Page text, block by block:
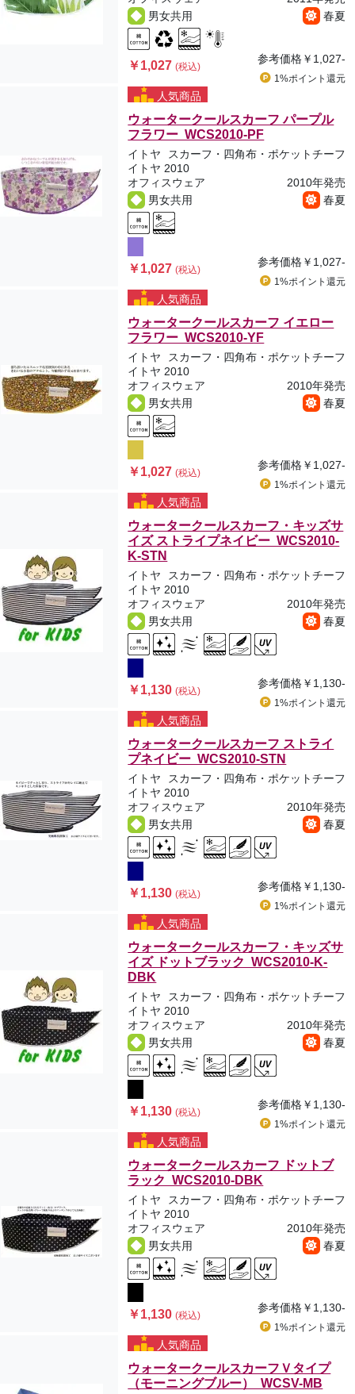
男女共用
春夏
￥1,027(税込)
参考価格￥1,027-
1%ポイント 還元
人気商品
ウォータークールスカーフ パープル
フラワー WCS2010-PF
イトヤ
スカーフ・四角布・ポケットチーフ
イトヤ 2010
オフィスウェア
2010年発売
男女共用
春夏
￥1,027(税込)
参考価格￥1,027-
1%ポイント 還元
人気商品
ウォータークールスカーフ イエロー
フラワー WCS2010-YF
イトヤ
スカーフ・四角布・ポケットチーフ
イトヤ 2010
オフィスウェア
2010年発売
男女共用
春夏
￥1,027(税込)
参考価格￥1,027-
1%ポイント 還元
人気商品
ウォータークールスカーフ・キッズサ
イズ ストライプネイビー WCS2010-
K-STN
イトヤ
スカーフ・四角布・ポケットチーフ
イトヤ 2010
オフィスウェア
2010年発売
男女共用
春夏
￥1,130(税込)
参考価格￥1,130-
1%ポイント 還元
人気商品
ウォータークールスカーフ ストライ
プネイビー WCS2010-STN
イトヤ
スカーフ・四角布・ポケットチーフ
イトヤ 2010
オフィスウェア
2010年発売
男女共用
春夏
￥1,130(税込)
参考価格￥1,130-
1%ポイント 還元
人気商品
ウォータークールスカーフ・キッズサ
イズ ドットブラック WCS2010-K-
DBK
イトヤ
スカーフ・四角布・ポケットチーフ
イトヤ 2010
オフィスウェア
2010年発売
男女共用
春夏
￥1,130(税込)
参考価格￥1,130-
1%ポイント 還元
人気商品
ウォータークールスカーフ ドットブ
ラック WCS2010-DBK
イトヤ
スカーフ・四角布・ポケットチーフ
イトヤ 2010
オフィスウェア
2010年発売
男女共用
春夏
￥1,130(税込)
参考価格￥1,130-
1%ポイント 還元
人気商品
ウォータークールスカーフＶタイプ
（モーニングブルー） WCSV-MB